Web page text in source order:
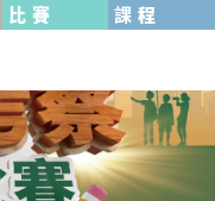
比賽
課程